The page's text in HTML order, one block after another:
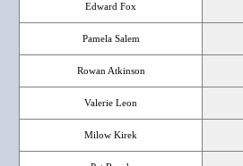
Edward Fox
Pamela Salem
Rowan Atkinson
Valerie Leon
Milow Kirek